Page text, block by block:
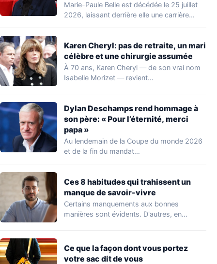
Marie-Paule Belle est décédée le 25 juillet
2026, laissant derrière elle une carrière
Karen Cheryl: pas de retraite, un mari
célèbre et une chirurgie assumée
À 70 ans, Karen Cheryl — de son vrai nom
Isabelle Morizet — revient…
Dylan Deschamps rend hommage à
son père: « Pour l’éternité, merci
papa »
Au lendemain de la Coupe du monde 2026
et de la fin du mandat…
Ces 8 habitudes qui trahissent un
manque de savoir-vivre
Certains manquements aux bonnes
manières sont évidents. D'autres, en
Ce que la façon dont vous portez
votre sac dit de vous